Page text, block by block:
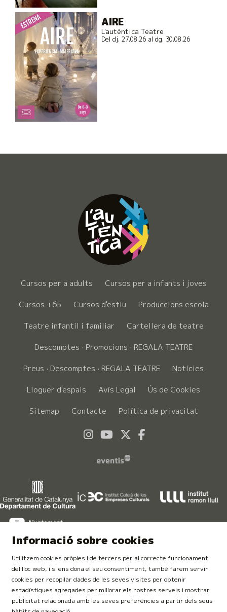
AIRE
L'autèntica Teatre
Del dj. 27.08.26al dg. 30.08.26
Cursos per a adults
Cursos per a infants i joves
Cursos +65
Cursos d'estiu
Produccions escola
Teatre infantil i familiar
Cartellera de teatre
Descomptes · Promocions · REGALA TEATRE
Preus · Descomptes · REGALA TEATRE
Notícies
Lloguer d'espais
Avís Legal
Ús de Cookies
Sitemap
Contacte Política de privacitat
Link a instagram
Link a youtube
Link a twitter
Finançat per la Unió Europea. NextGeneration EU
Informació sobre cookies
Utilitzem cookies pròpies i de tercers per al correcte funcionament
del lloc web, i si ens dona el seu consentiment, també farem servir
cookies per recopilar dades de les seves visites per obtenir
estadístiques agregades per millorar els nostres serveis i mostrar
publicitat relacionada amb les seves preferències a partir dels seus